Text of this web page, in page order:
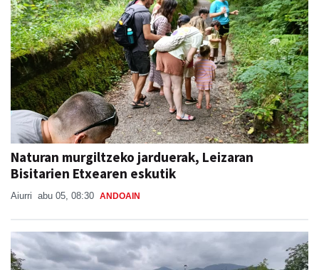
Naturan murgiltzeko jarduerak, Leizaran
Bisitarien Etxearen eskutik
Aiurri abu 05, 08:30 ANDOAIN